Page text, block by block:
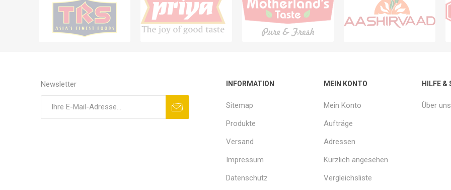
Newsletter INFORMATION
Sitemap
Produkte
Versand
Impressum
Datenschutz
MEIN KONTO
Mein Konto
Aufträge
Adressen
Kürzlich angesehen
Vergleichsliste
HILFE &
Über uns